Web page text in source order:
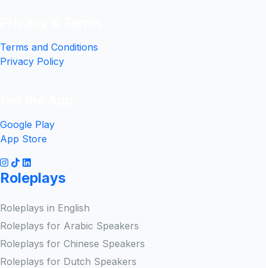
Terms and Conditions
Privacy Policy
Google Play
App Store
Roleplays
Roleplays in English
Roleplays for Arabic Speakers
Roleplays for Chinese Speakers
Roleplays for Dutch Speakers